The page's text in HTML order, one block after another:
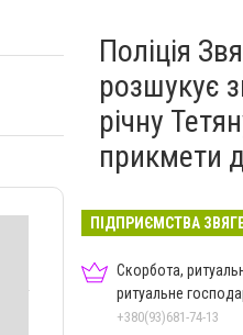
Поліція
розшукує
річну
прикмети
ПІДПРИЄМСТВА
Скорбота,
ритуальне
+380(93)681-74-13